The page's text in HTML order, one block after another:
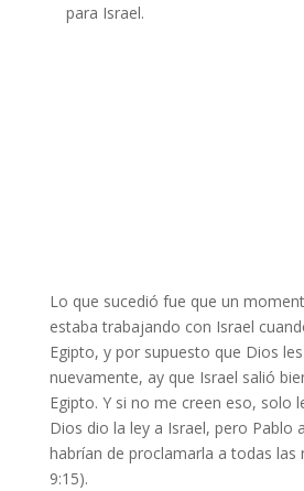
para Israel.
Lo que sucedió fue que un
estaba trabajando con Israel
Egipto, y por supuesto que Dios
nuevamente, ay que Israel salió
Egipto. Y si no me creen eso, solo
Dios dio la ley a Israel, pero Pablo
habrían de proclamarla a todas las
9:15).